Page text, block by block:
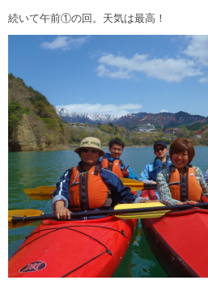
続いて午前①の回。天気は最高！